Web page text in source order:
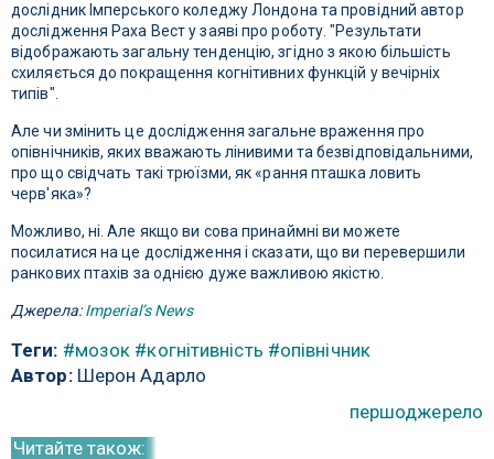
дослідник Імперського коледжу Лондона та провідний автор
дослідження Раха Вест у заяві про роботу. "Результати
відображають загальну тенденцію, згідно з якою більшість
схиляється до покращення когнітивних функцій у вечірніх
типів".
Але чи змінить це дослідження загальне враження про
опівнічників, яких вважають лінивими та безвідповідальними,
про що свідчать такі трюїзми, як «рання пташка ловить
черв'яка»?
Можливо, ні. Але якщо ви сова принаймні ви можете
посилатися на це дослідження і сказати, що ви перевершили
ранкових птахів за однією дуже важливою якістю.
Джерела:Imperial’s News
Теги: #мозок #когнітивність #опівнічник
Автор:Шерон Адарло
першоджерело
Читайте також: